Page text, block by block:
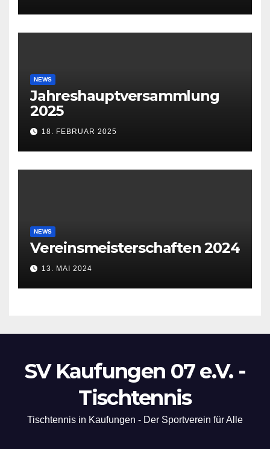
NEWS
Jahreshauptversammlung
2025
18. FEBRUAR 2025
NEWS
Vereinsmeisterschaften 2024
13. MAI 2024
SV Kaufungen 07 e.V. -
Tischtennis
Tischtennis in Kaufungen - Der Sportverein für Alle